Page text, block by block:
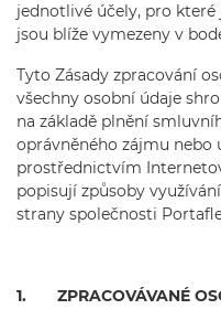
jednotlivé účely, pro které
jsou blíže vymezeny v
Tyto Zásady zpracování
všechny osobní údaje
na základě plnění
oprávněného zájmu nebo
prostřednictvím
popisují způsoby
strany společnosti
1. ZPRACOVÁVANÉ